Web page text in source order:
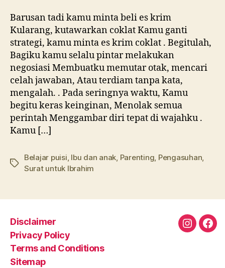
Barusan tadi kamu minta beli es krim
Kularang, kutawarkan coklat Kamu ganti
strategi, kamu minta es krim coklat . Begitulah,
Bagiku kamu selalu pintar melakukan
negosiasi Membuatku memutar otak, mencari
celah jawaban, Atau terdiam tanpa kata,
mengalah. . Pada seringnya waktu, Kamu
begitu keras keinginan, Menolak semua
perintah Menggambar diri tepat di wajahku .
Kamu […]
Tags
Belajar puisi Ibu dan anak Parenting Pengasuhan
Surat untuk Ibrahim
Disclaimer
Privacy Policy
Terms and Conditions
Sitemap